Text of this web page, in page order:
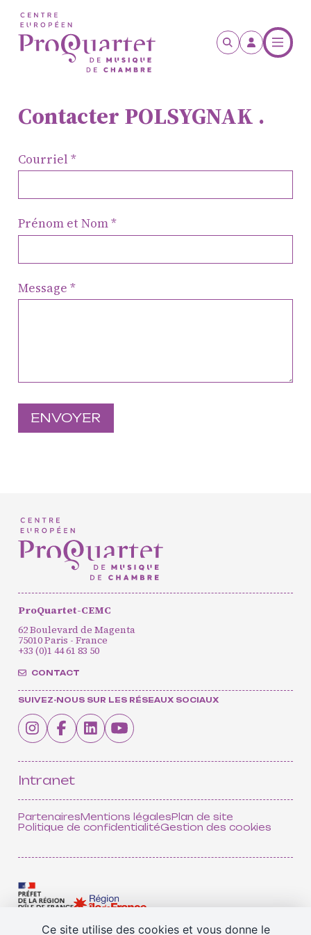
Ce site utilise des cookies et vous donne le
Contacter POLSYGNAK .
Courriel
Prénom et Nom
Message
ProQuartet-CEMC
62 Boulevard de Magenta
75010 Paris - France
+33 (0)1 44 61 83 50
CONTACT
SUIVEZ-NOUS SUR LES RÉSEAUX SOCIAUX
Intranet
PartenairesMentions légalesPlan de site
Politique de confidentialitéGestion des cookies
ProQuartet - Centre
interprètes
Formation
professionnelle et
Pratiques amateurs
Actualités
Soutenir ProQuartet
Vidéos des masterclasses
INSCRIPTION INFOLETTRES
PETITES ANNONCES